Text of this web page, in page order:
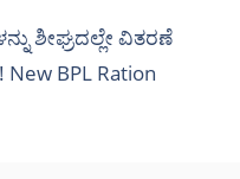
ಶೀಘ್ರದಲ್ಲೇ ವಿತರಣೆ
BPL Ration